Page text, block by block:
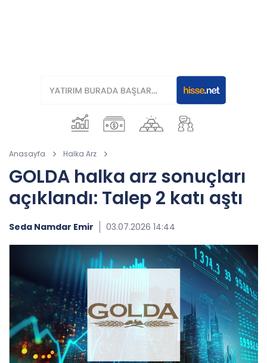
Anasayfa Halka Arz
GOLDA halka arz sonuçları
açıklandı: Talep 2 katı aştı
Seda Namdar Emir 03.07.2026 14:44